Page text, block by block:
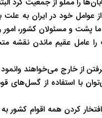
را مملو از جمعیت کرد
عوامل خود در ایران به
پشت و مسئولان کشور،‌ امور
را عامل عقیم ماندن نقشه
از خارج می‌خواهند
با استفاده از گسل‌های
کردن همه اقوام کشور